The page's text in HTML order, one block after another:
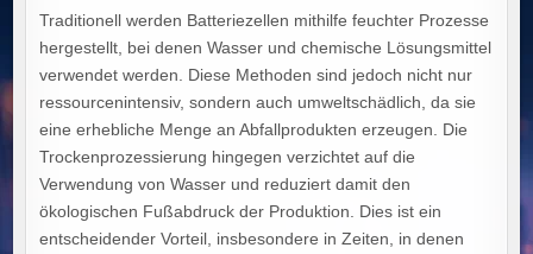
Traditionell werden Batteriezellen mithilfe feuchter Prozesse
hergestellt, bei denen Wasser und chemische Lösungsmittel
verwendet werden. Diese Methoden sind jedoch nicht nur
ressourcenintensiv, sondern auch umweltschädlich, da sie
eine erhebliche Menge an Abfallprodukten erzeugen. Die
Trockenprozessierung hingegen verzichtet auf die
Verwendung von Wasser und reduziert damit den
ökologischen Fußabdruck der Produktion. Dies ist ein
entscheidender Vorteil, insbesondere in Zeiten, in denen